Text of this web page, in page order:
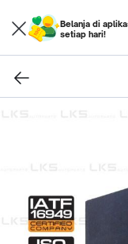
Belanja di
setiap hari!